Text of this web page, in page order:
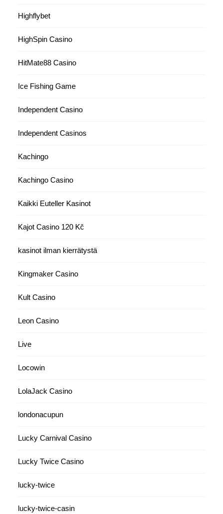
Highflybet
HighSpin Casino
HitMate88 Casino
Ice Fishing Game
Independent Casino
Independent Casinos
Kachingo
Kachingo Casino
Kaikki Euteller Kasinot
Kajot Casino 120 Kč
kasinot ilman kierrätystä
Kingmaker Casino
Kult Casino
Leon Casino
Live
Locowin
LolaJack Casino
londonacupun
Lucky Carnival Casino
Lucky Twice Casino
lucky-twice
lucky-twice-casin